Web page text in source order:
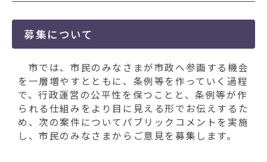
募集について
市では、市民のみなさまが市政へ参画する機会
を一層増やすとともに、条例等を作っていく過程
で、行政運営の公平性を保つことと、条例等が作
られる仕組みをより目に見える形でお伝えするた
め、次の案件についてパブリックコメントを実施
し、市民のみなさまからご意見を募集します。